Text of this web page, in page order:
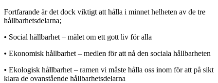
Fortfarande är det dock viktigt att hålla i minnet helheten av de tre
hållbarhetsdelarna;
• Social hållbarhet – målet om ett gott liv för alla
• Ekonomisk hållbarhet – medlen för att nå den sociala hållbarheten
• Ekologisk hållbarhet – ramen vi måste hålla oss inom för att på sikt
klara de ovanstående hållbarhetsdelarna